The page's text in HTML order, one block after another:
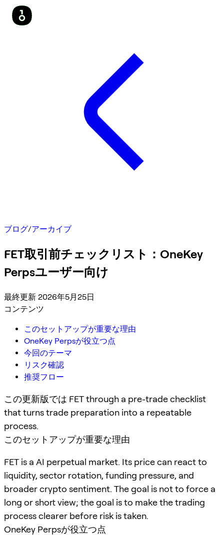
ブログ/アーカイブ
FET取引前チェックリスト：OneKey
Perpsユーザー向け
最終更新 2026年5月25日
コンテンツ
このセットアップが重要な理由
OneKey Perpsが役立つ点
今回のテーマ
リスク確認
推奨フロー
この更新版では FET through a pre-trade checklist
that turns trade preparation into a repeatable
process.
このセットアップが重要な理由
FET is a AI perpetual market. Its price can react to
liquidity, sector rotation, funding pressure, and
broader crypto sentiment. The goal is not to force a
long or short view; the goal is to make the trading
process clearer before risk is taken.
OneKey Perpsが役立つ点